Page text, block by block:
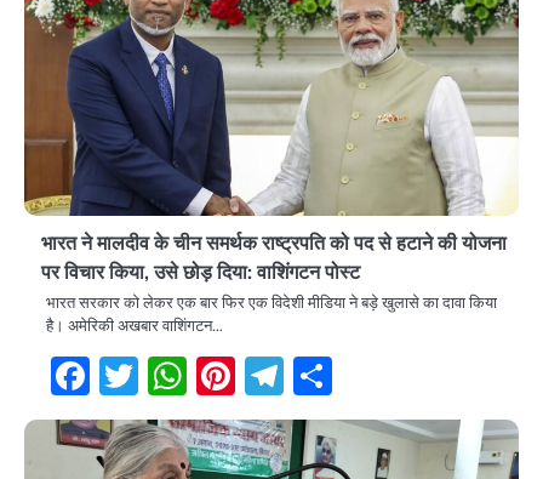
भारत ने मालदीव के चीन समर्थक राष्ट्रपति को पद से हटाने की योजना
पर विचार किया, उसे छोड़ दिया: वाशिंगटन पोस्ट
भारत सरकार को लेकर एक बार फिर एक विदेशी मीडिया ने बड़े खुलासे का दावा किया
है। अमेरिकी अखबार वाशिंगटन…
Facebook
Twitter
WhatsApp
Pinterest
Telegram